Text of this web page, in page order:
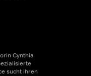
Cynthia
sucht ihren